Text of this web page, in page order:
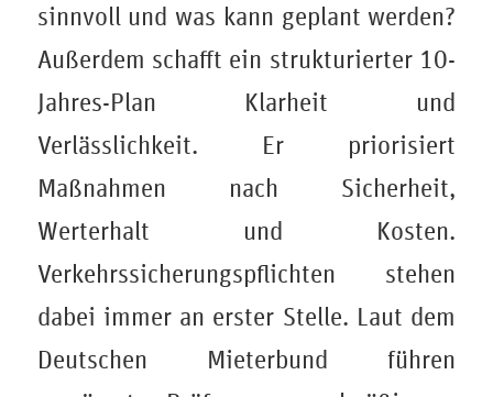
sinnvoll und was kann geplant werden?
Außerdem schafft ein strukturierter 10-
Jahres-Plan Klarheit und
Verlässlichkeit. Er priorisiert
Maßnahmen nach Sicherheit,
Werterhalt und Kosten.
Verkehrssicherungspflichten stehen
dabei immer an erster Stelle. Laut dem
Deutschen Mieterbund führen